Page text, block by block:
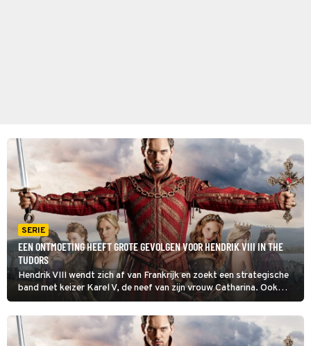
SERIE
EEN ONTMOETING HEEFT GROTE GEVOLGEN VOOR HENDRIK VIII IN THE
TUDORS
Hendrik VIII wendt zich af van Frankrijk en zoekt een strategische
band met keizer Karel V, de neef van zijn vrouw Catharina. Ook
privé verlegt hij zijn belangstelling, van Catharina naar de knappe
Anna Boleyn.